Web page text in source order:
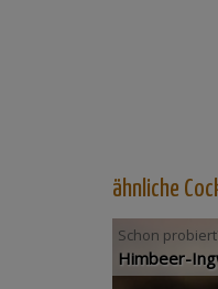
ähnliche
Schon
Himbeer-